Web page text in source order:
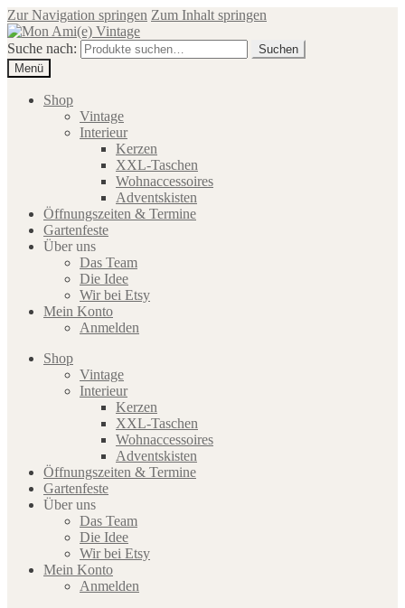
Zur Navigation springen Zum Inhalt springen
Suche nach:
Suchen
Menü
Shop
Vintage
Interieur
Kerzen
XXL-Taschen
Wohnaccessoires
Adventskisten
Öffnungszeiten & Termine
Gartenfeste
Über uns
Das Team
Die Idee
Wir bei Etsy
Mein Konto
Anmelden
Shop
Vintage
Interieur
Kerzen
XXL-Taschen
Wohnaccessoires
Adventskisten
Öffnungszeiten & Termine
Gartenfeste
Über uns
Das Team
Die Idee
Wir bei Etsy
Mein Konto
Anmelden